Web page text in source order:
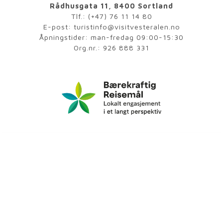
Rådhusgata 11, 8400 Sortland
Tlf.: (+47) 76 11 14 80
E-post: turistinfo@visitvesteralen.no
Åpningstider: man-fredag 09:00-15:30
Org.nr.: 926 888 331